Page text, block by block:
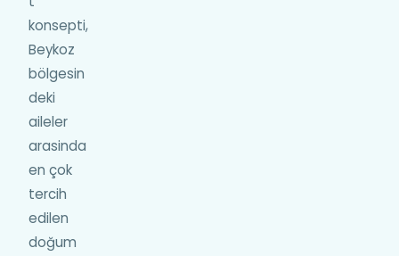
konsepti,
Beykoz
bölgesin
deki
aileler
arasinda
en çok
tercih
edilen
doğum